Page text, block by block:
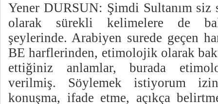
Yener DURSUN: Şimdi Sultanım
olarak sürekli kelimelere de
şeylerinde. Arabiyen surede geçen
BE harflerinden, etimolojik olarak
ettiğiniz anlamlar, burada
verilmiş. Söylemek istiyorum
konuşma, ifade etme, açıkça